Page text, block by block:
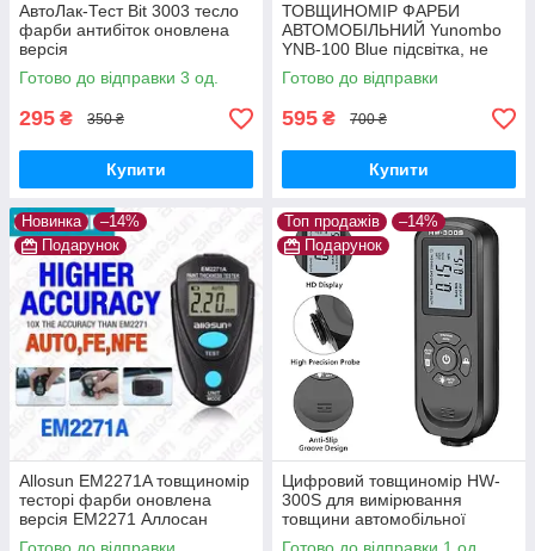
АвтоЛак-Тест Bit 3003 тесло
фарби антибіток оновлена
версія
Готово до відправки 3 од.
295 ₴ 350 ₴
Купити
ТОВЩИНОМІР ФАРБИ
АВТОМОБІЛЬНИЙ Yunombo
YNB-100 Blue підсвітка, не
потребує калібрування
Готово до відправки
595 ₴ 700 ₴
Купити
Новинка
–14%
Подарунок
Allosun EM2271A товщиномір
тесторі фарби оновлена
версія ЕМ2271 Аллосан
Топ продажів
–14%
Подарунок
Цифровий товщиномір HW-
300S для вимірювання
товщини автомобільної
фарби, покриттів.